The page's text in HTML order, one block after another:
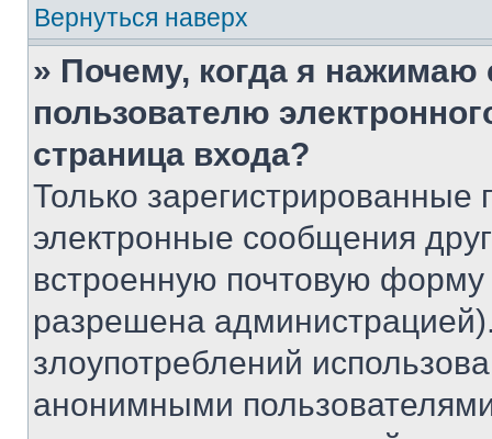
Вернуться наверх
» Почему, когда я нажимаю
пользователю
страница входа?
Только зарегистрированные
электронные сообщения
встроенную почтовую
разрешена
злоупотреблений
анонимными